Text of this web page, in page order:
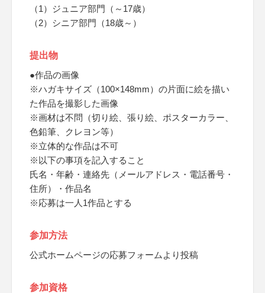
（1）ジュニア部門（～17歳）
（2）シニア部門（18歳～）
提出物
●作品の画像
※ハガキサイズ（100×148mm）の片面に絵を描い
た作品を撮影した画像
※画材は不問（切り絵、張り絵、ポスターカラー、
色鉛筆、クレヨン等）
※立体的な作品は不可
※以下の事項を記入すること
氏名・年齢・連絡先（メールアドレス・電話番号・
住所）・作品名
※応募は一人1作品とする
参加方法
公式ホームページの応募フォームより投稿
参加資格